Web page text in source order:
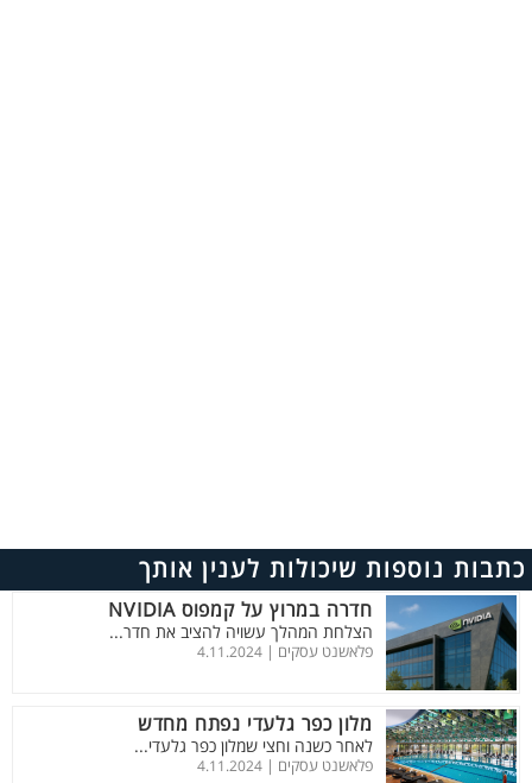
כתבות נוספות שיכולות לענין אותך
חדרה במרוץ על קמפוס NVIDIA
הצלחת המהלך עשויה להציב את חדר...
פלאשנט עסקים | 4.11.2024
מלון כפר גלעדי נפתח מחדש
לאחר כשנה וחצי שמלון כפר גלעדי...
פלאשנט עסקים | 4.11.2024